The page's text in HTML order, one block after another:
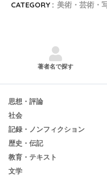
CATEGORY : 美術・芸術・
著者名で探す
思想・評論
社会
記録・ノンフィクション
歴史・伝記
教育・テキスト
文学